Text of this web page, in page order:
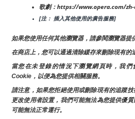
歌劇：https://www.opera.com/
[注： 插入其他使用的廣告服務]
如果您使用任何其他瀏覽器，請參閱瀏覽器提
在商店上，您可以通過清除緩存來刪除現有的
當您在未登錄的情況下瀏覽網頁時，我
Cookie，以便為您提供相關服務。
請注意，如果您拒絕使用或刪除現有的追蹤
更改使用者設置，我們可能無法為您提供優
可能無法正常運行。